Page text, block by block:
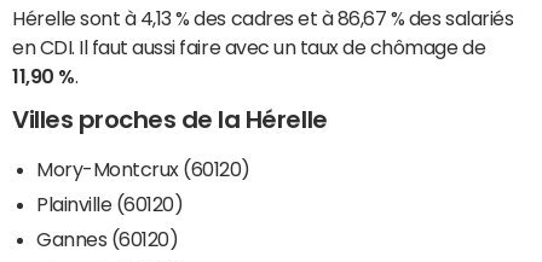
Hérelle sont à 4,13 % des cadres et à 86,67 % des salariés
en CDI. Il faut aussi faire avec un taux de chômage de
11,90 %
Villes proches de la Hérelle
Mory-Montcrux (60120)
Plainville (60120)
Gannes (60120)